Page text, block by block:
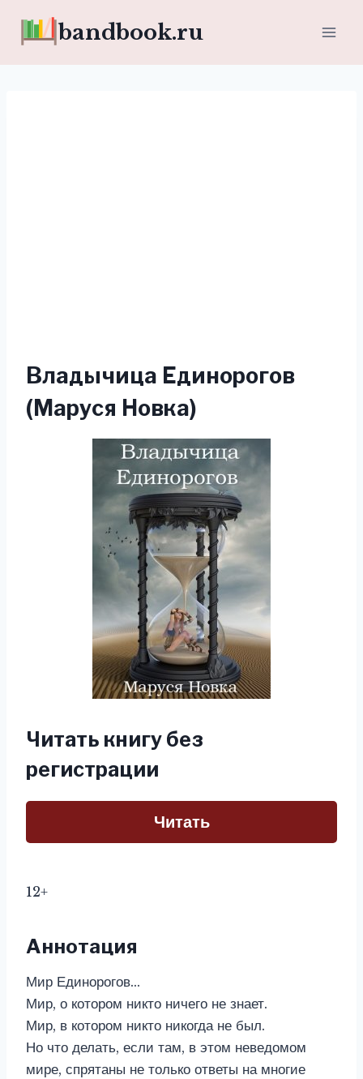
bandbook.ru
Владычица Единорогов
(Маруся Новка)
Читать книгу без
регистрации
Читать
12+
Аннотация
Мир Единорогов…
Мир, о котором никто ничего не знает.
Мир, в котором никто никогда не был.
Но что делать, если там, в этом неведомом
мире, спрятаны не только ответы на многие